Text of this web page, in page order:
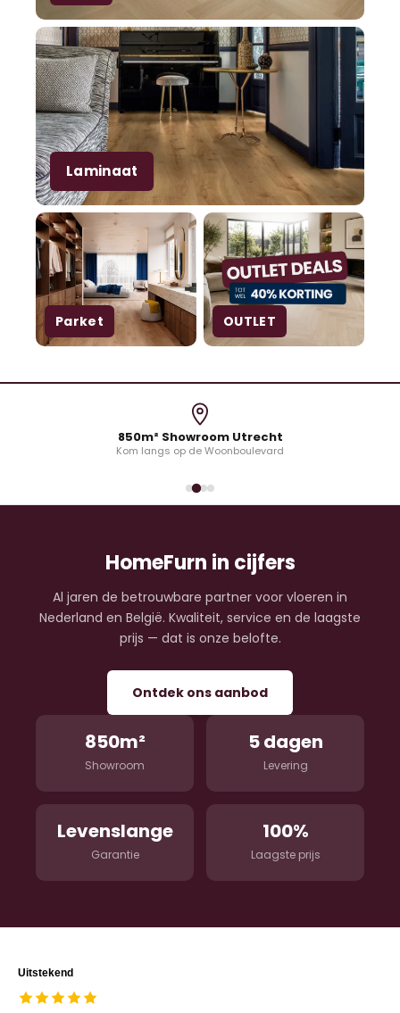
Laminaat
Parket OUTLET
850m² Showroom Utrecht
Kom langs op de Woonboulevard
HomeFurn in cijfers
Al jaren de betrouwbare partner voor vloeren in
Nederland en België. Kwaliteit, service en de laagste
prijs — dat is onze belofte.
Ontdek ons aanbod
850m²
Showroom
5 dagen
Levering
Levenslange
Garantie
100%
Laagste prijs
Uitstekend